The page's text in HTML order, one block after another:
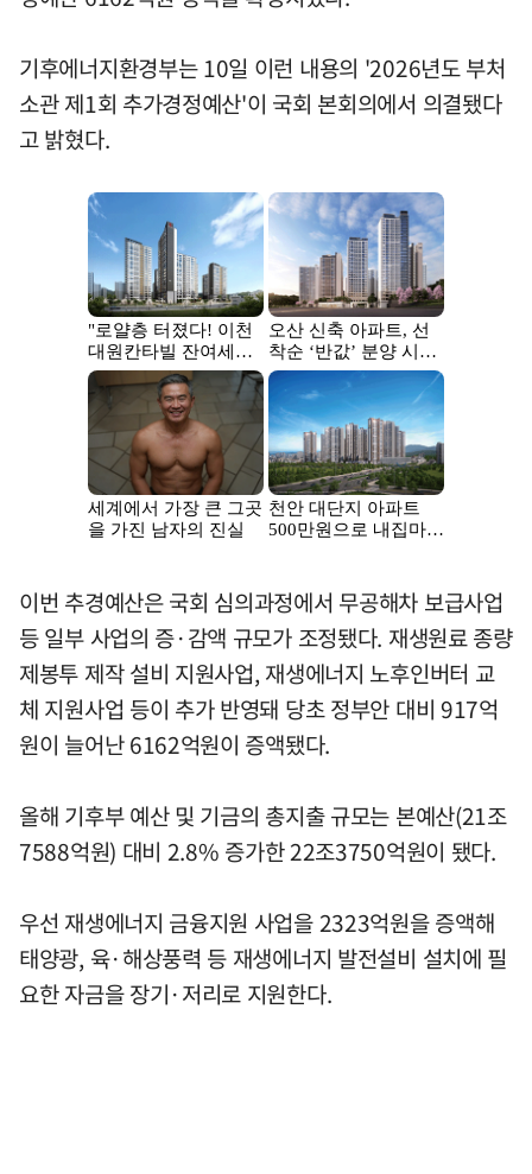
기후에너지환경부는 10일 이런 내용의 '2026년도 부처
소관 제1회 추가경정예산'이 국회 본회의에서 의결됐다
고 밝혔다.
이번 추경예산은 국회 심의과정에서 무공해차 보급사업
등 일부 사업의 증·감액 규모가 조정됐다. 재생원료 종량
제봉투 제작 설비 지원사업, 재생에너지 노후인버터 교
체 지원사업 등이 추가 반영돼 당초 정부안 대비 917억
원이 늘어난 6162억원이 증액됐다.
올해 기후부 예산 및 기금의 총지출 규모는 본예산(21조
7588억원) 대비 2.8% 증가한 22조3750억원이 됐다.
우선 재생에너지 금융지원 사업을 2323억원을 증액해
태양광, 육·해상풍력 등 재생에너지 발전설비 설치에 필
요한 자금을 장기·저리로 지원한다.